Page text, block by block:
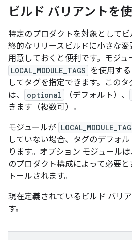
ビルド バリアントを
特定のプロダクトを対象として
終的なリリースビルドに小さな
用意しておくと便利です。モジュ
LOCAL_MODULE_TAGS を使用す
してタグを指定できます。このタ
は、
optional （デフォルト）、
きます（複数可）。
モジュールが
していない場合、タグのデフォル
ります。オプション モジュールは
のプロダクト構成によって必要
トールされます。
現在定義されているビルド バリ
す。